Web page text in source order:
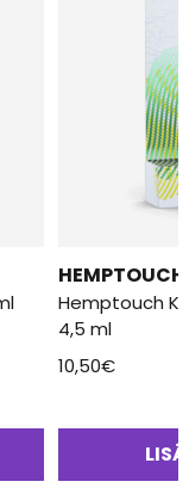
HEMPTOUCH
Hemptouch
4,5 ml
10,50€